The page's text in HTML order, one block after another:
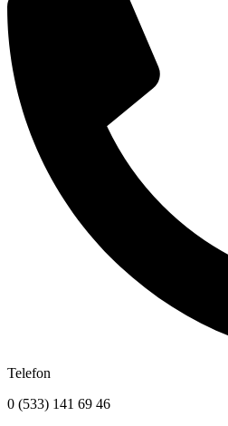
Telefon
0 (533) 141 69 46